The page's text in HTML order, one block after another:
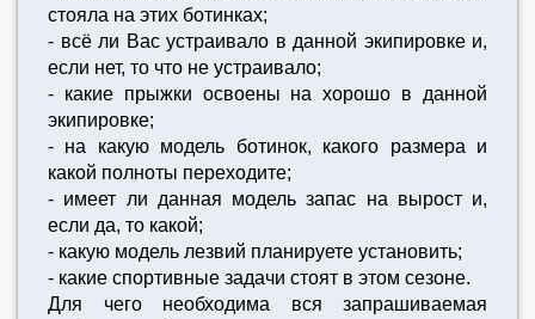
стояла на этих ботинках;
- всё ли Вас устраивало в данной экипировке и,
если нет, то что не устраивало;
- какие прыжки освоены на хорошо в данной
экипировке;
- на какую модель ботинок, какого размера и
какой полноты переходите;
- имеет ли данная модель запас на вырост и,
если да, то какой;
- какую модель лезвий планируете установить;
- какие спортивные задачи стоят в этом сезоне.
Для чего необходима вся запрашиваемая